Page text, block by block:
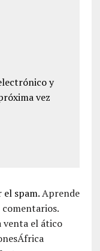
y
vez
el spam.Aprende
comentarios.
venta el ático